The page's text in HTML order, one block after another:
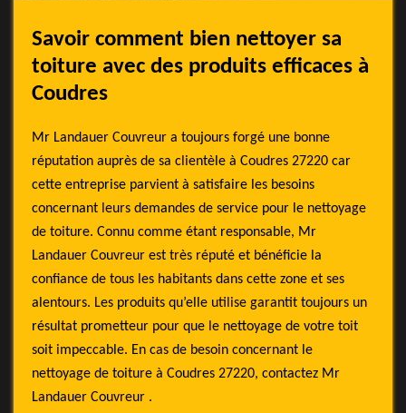
Savoir comment bien nettoyer sa
toiture avec des produits efficaces à
Coudres
Mr Landauer Couvreur a toujours forgé une bonne
réputation auprès de sa clientèle à Coudres 27220 car
cette entreprise parvient à satisfaire les besoins
concernant leurs demandes de service pour le nettoyage
de toiture. Connu comme étant responsable, Mr
Landauer Couvreur est très réputé et bénéficie la
confiance de tous les habitants dans cette zone et ses
alentours. Les produits qu’elle utilise garantit toujours un
résultat prometteur pour que le nettoyage de votre toit
soit impeccable. En cas de besoin concernant le
nettoyage de toiture à Coudres 27220, contactez Mr
Landauer Couvreur .